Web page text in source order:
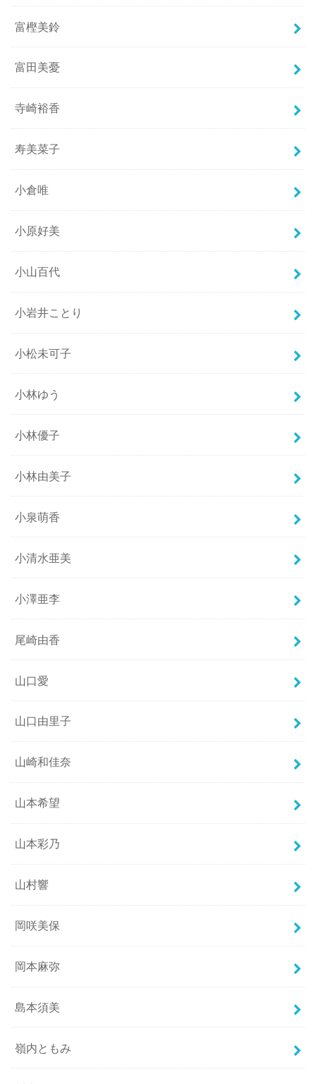
富樫美鈴
富田美憂
寺崎裕香
寿美菜子
小倉唯
小原好美
小山百代
小岩井ことり
小松未可子
小林ゆう
小林優子
小林由美子
小泉萌香
小清水亜美
小澤亜李
尾崎由香
山口愛
山口由里子
山崎和佳奈
山本希望
山本彩乃
山村響
岡咲美保
岡本麻弥
島本須美
嶺内ともみ